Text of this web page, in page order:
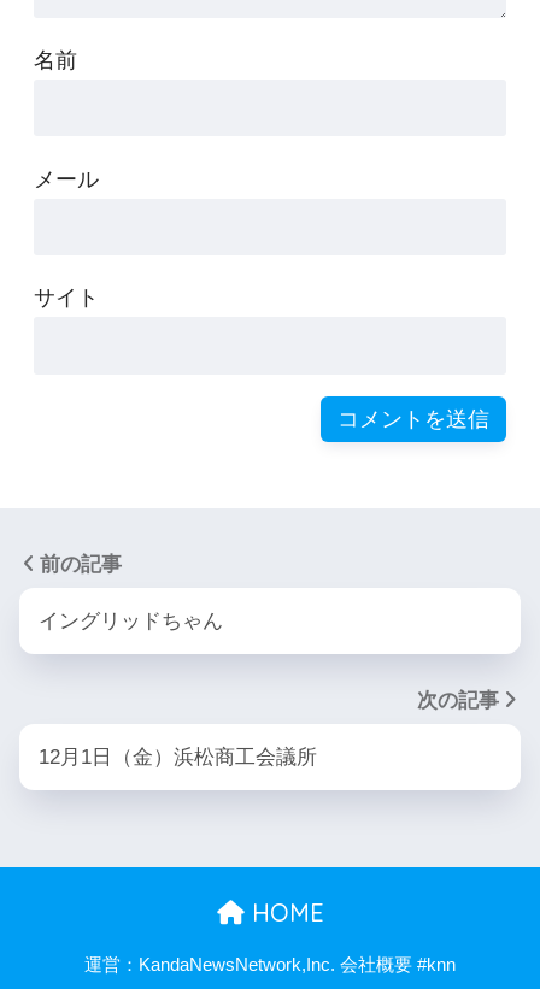
名前
メール
サイト
前の記事
イングリッドちゃん
次の記事
12月1日（金）浜松商工会議所
HOME
運営：KandaNewsNetwork,Inc. 会社概要 #knn